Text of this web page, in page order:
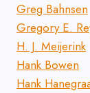
Greg Bahnsen
Gregory E.
H. J. Meijerink
Hank Bowen
Hank